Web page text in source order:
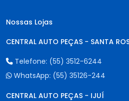
Nossas Lojas
CENTRAL AUTO PEÇAS - SANTA
Telefone: (55) 3512-6244
WhatsApp: (55) 35126-244
CENTRAL AUTO PEÇAS - IJUÍ